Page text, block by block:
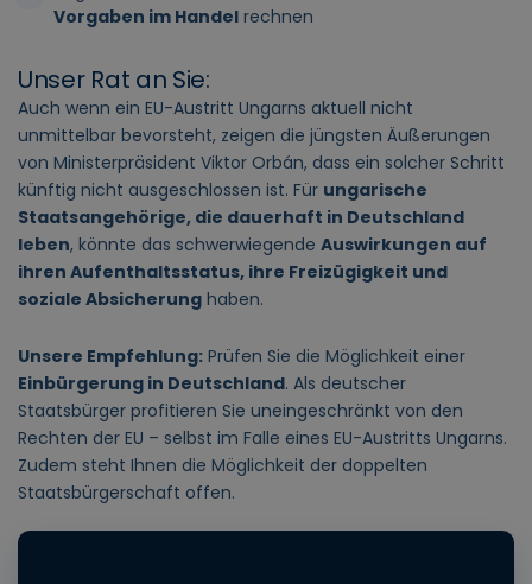
Vorgaben im Handel rechnen
Unser Rat an Sie:
Auch wenn ein EU-Austritt Ungarns aktuell nicht
unmittelbar bevorsteht, zeigen die jüngsten Äußerungen
von Ministerpräsident Viktor Orbán, dass ein solcher Schritt
künftig nicht ausgeschlossen ist. Für ungarische
Staatsangehörige, die dauerhaft in Deutschland
leben, könnte das schwerwiegende Auswirkungen auf
ihren Aufenthaltsstatus, ihre Freizügigkeit und
soziale Absicherung haben.
Unsere Empfehlung: Prüfen Sie die Möglichkeit einer
Einbürgerung in Deutschland. Als deutscher
Staatsbürger profitieren Sie uneingeschränkt von den
Rechten der EU – selbst im Falle eines EU-Austritts Ungarns.
Zudem steht Ihnen die Möglichkeit der doppelten
Staatsbürgerschaft offen.